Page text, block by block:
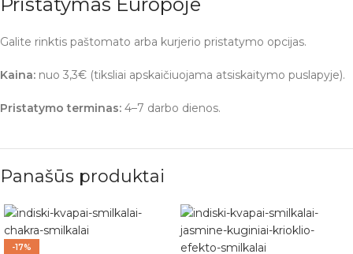
Pristatymas Europoje
Galite rinktis paštomato arba kurjerio pristatymo opcijas.
Kaina: nuo 3,3€ (tiksliai apskaičiuojama atsiskaitymo puslapyje).
Pristatymo terminas: 4–7 darbo dienos.
Panašūs produktai
-17%